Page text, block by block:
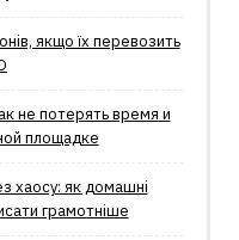
якщо їх перевозить
не потерять время и
площадке
хаосу: як домашні
грамотніше